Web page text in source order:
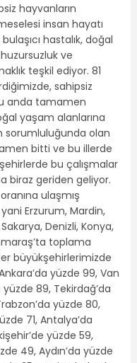
hayvanların
insan hayatı
hastalık, doğal
ve
teşkil ediyor. 81
sahipsiz
anda tamamen
yaşam alanlarına
sorumluluğunda olan
bitti ve bu illerde
bu çalışmalar
biraz geriden geliyor.
ulaşmış
Erzurum, Mardin,
Denizli, Konya,
toplama
büyükşehirlerimizde
yüzde 99, Van
89, Tekirdağ’da
yüzde 80,
71, Antalya’da
yüzde 59,
49, Aydın’da yüzde